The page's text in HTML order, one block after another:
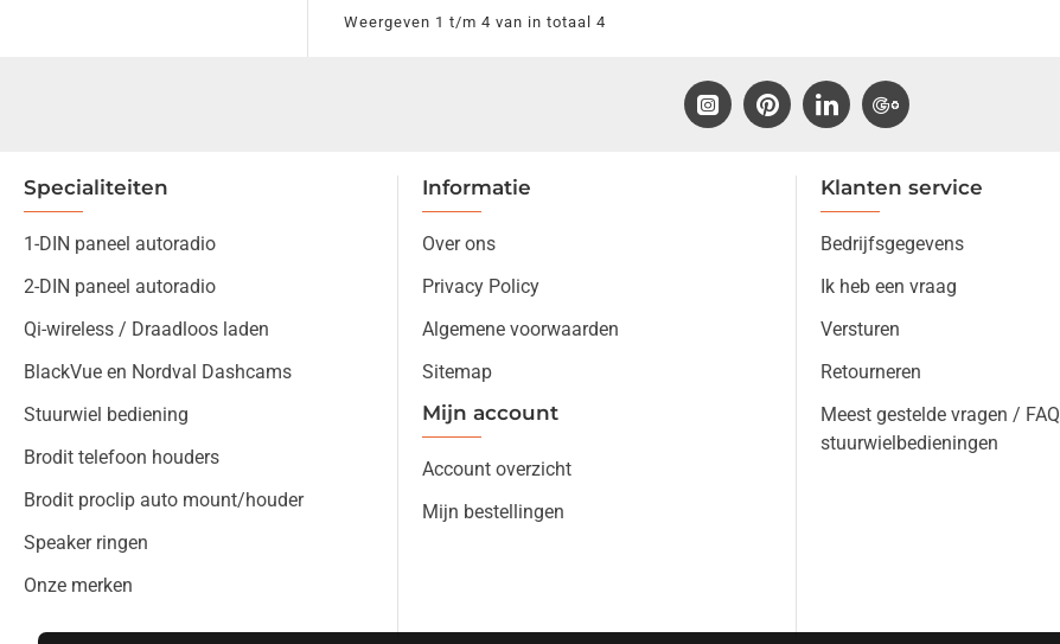
Weergeven 1 t/m 4 van in totaal 4
Specialiteiten
1-DIN paneel autoradio
2-DIN paneel autoradio
Qi-wireless / Draadloos laden
BlackVue en Nordval Dashcams
Stuurwiel bediening
Brodit telefoon houders
Brodit proclip auto mount/houder
Speaker ringen
Onze merken
Informatie
Over ons
Privacy Policy
Algemene voorwaarden
Sitemap
Mijn account
Account overzicht
Mijn bestellingen
Klanten service
Bedrijfsgegevens
Ik heb een vraag
Versturen
Retourneren
Meest gestelde vragen / FAQ
stuurwielbedieningen